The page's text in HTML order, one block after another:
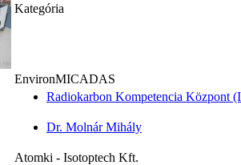
Kategória
EnvironMICADAS
Radiokarbon Kompetencia Központ
Dr. Molnár Mihály
Atomki - Isotoptech Kft.